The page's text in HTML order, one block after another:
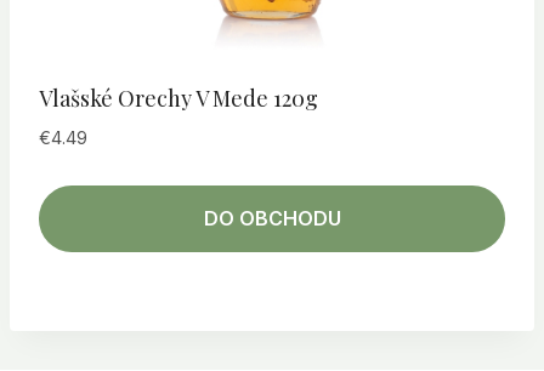
Vlašské Orechy V Mede 120g
€4.49
DO OBCHODU